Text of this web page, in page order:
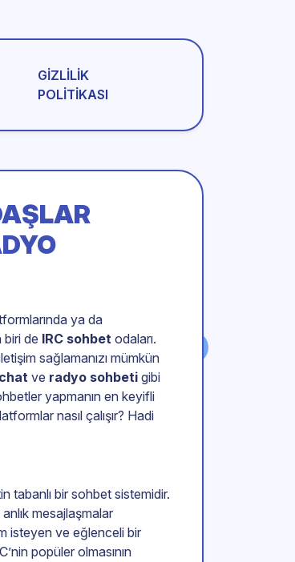
GIZLILIK
POLITIKASI
ya da
biri de IRC sohbet odaları.
sağlamanızı mümkün
ve radyo sohbeti gibi
yapmanın en keyifli
nasıl çalışır? Hadi
tabanlı bir sohbet sistemidir.
mesajlaşmalar
isteyen ve eğlenceli bir
popüler olmasının